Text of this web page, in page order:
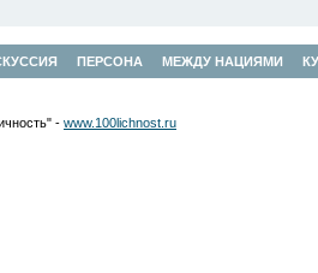
ПЕРСОНА МЕЖДУ НАЦИЯМИ
- www.100lichnost.ru